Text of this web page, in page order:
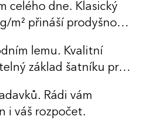
celého dne. Klasický
m² přináší prodyšnost
lemu. Kvalitní
základ šatníku pro
Rádi vám
i váš rozpočet.